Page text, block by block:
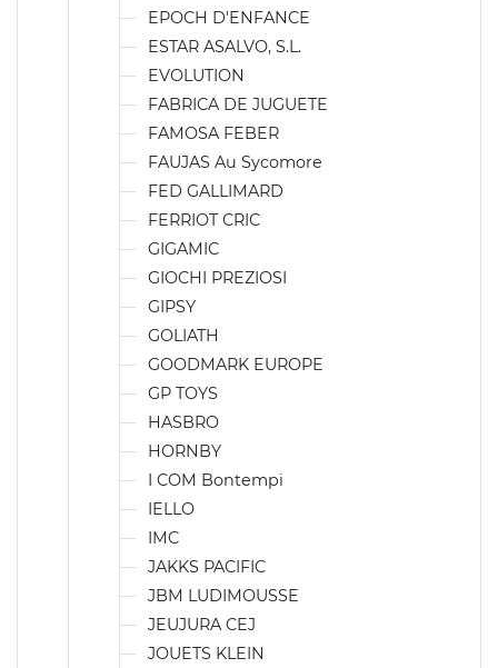
EPOCH D'ENFANCE
ESTAR ASALVO, S.L.
EVOLUTION
FABRICA DE JUGUETE
FAMOSA FEBER
FAUJAS Au Sycomore
FED GALLIMARD
FERRIOT CRIC
GIGAMIC
GIOCHI PREZIOSI
GIPSY
GOLIATH
GOODMARK EUROPE
GP TOYS
HASBRO
HORNBY
I COM Bontempi
IELLO
IMC
JAKKS PACIFIC
JBM LUDIMOUSSE
JEUJURA CEJ
JOUETS KLEIN